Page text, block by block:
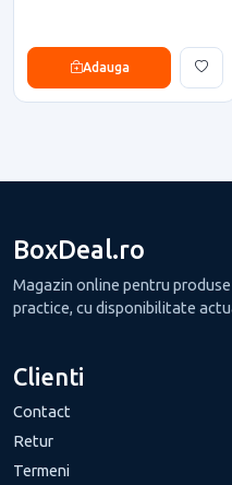
Adauga
BoxDeal.ro
Magazin online pentru
practice, cu disponibilitate
Clienti
Contact
Retur
Termeni